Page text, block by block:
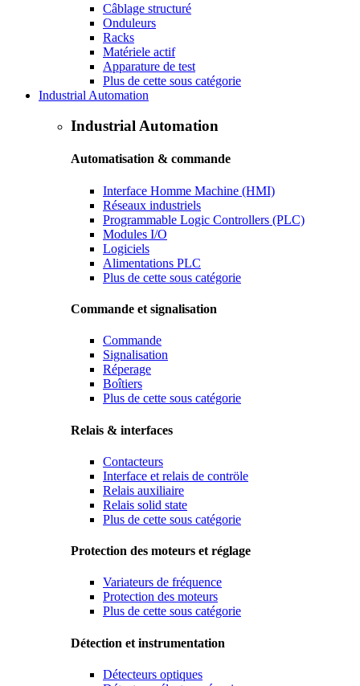
Câblage structuré
Onduleurs
Racks
Matériele actif
Apparature de test
Plus de cette sous catégorie
Industrial Automation
Industrial Automation
Automatisation & commande
Interface Homme Machine (HMI)
Réseaux industriels
Programmable Logic Controllers (PLC)
Modules I/O
Logiciels
Alimentations PLC
Plus de cette sous catégorie
Commande et signalisation
Commande
Signalisation
Réperage
Boîtiers
Plus de cette sous catégorie
Relais & interfaces
Contacteurs
Interface et relais de contröle
Relais auxiliaire
Relais solid state
Plus de cette sous catégorie
Protection des moteurs et réglage
Variateurs de fréquence
Protection des moteurs
Plus de cette sous catégorie
Détection et instrumentation
Détecteurs optiques